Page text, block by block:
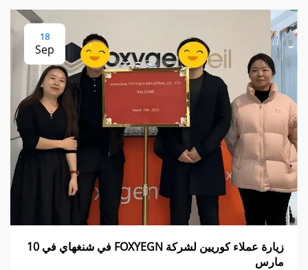
18
Sep
زيارة عملاء كوريين لشركة FOXYEGN في شنغهاي في 10
مارس